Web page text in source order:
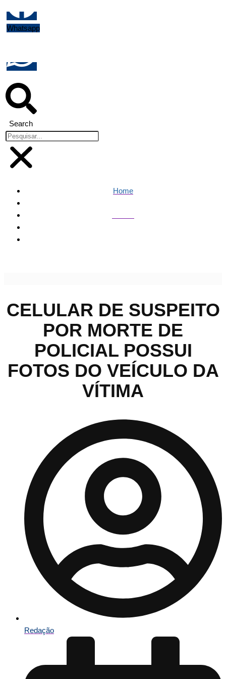
Whatsapp
Search
Home
CELULAR DE SUSPEITO
POR MORTE DE
POLICIAL POSSUI
FOTOS DO VEÍCULO DA
VÍTIMA
Redação